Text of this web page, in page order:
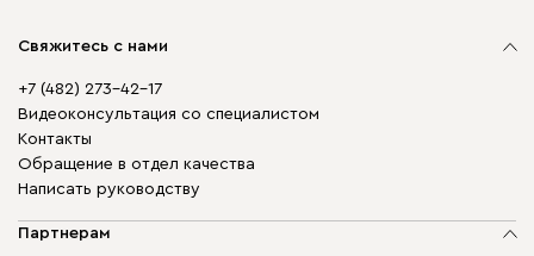
Свяжитесь с нами
+7 (482) 273-42-17
Видеоконсультация со специалистом
Контакты
Обращение в отдел качества
Написать руководству
Партнерам